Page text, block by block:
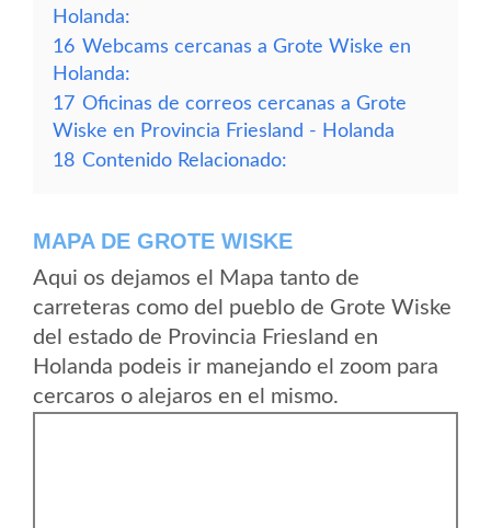
Holanda:
16 Webcams cercanas a Grote Wiske en
Holanda:
17 Oficinas de correos cercanas a Grote
Wiske en Provincia Friesland - Holanda
18 Contenido Relacionado:
MAPA DE GROTE WISKE
Aqui os dejamos el Mapa tanto de
carreteras como del pueblo de Grote Wiske
del estado de Provincia Friesland en
Holanda podeis ir manejando el zoom para
cercaros o alejaros en el mismo.